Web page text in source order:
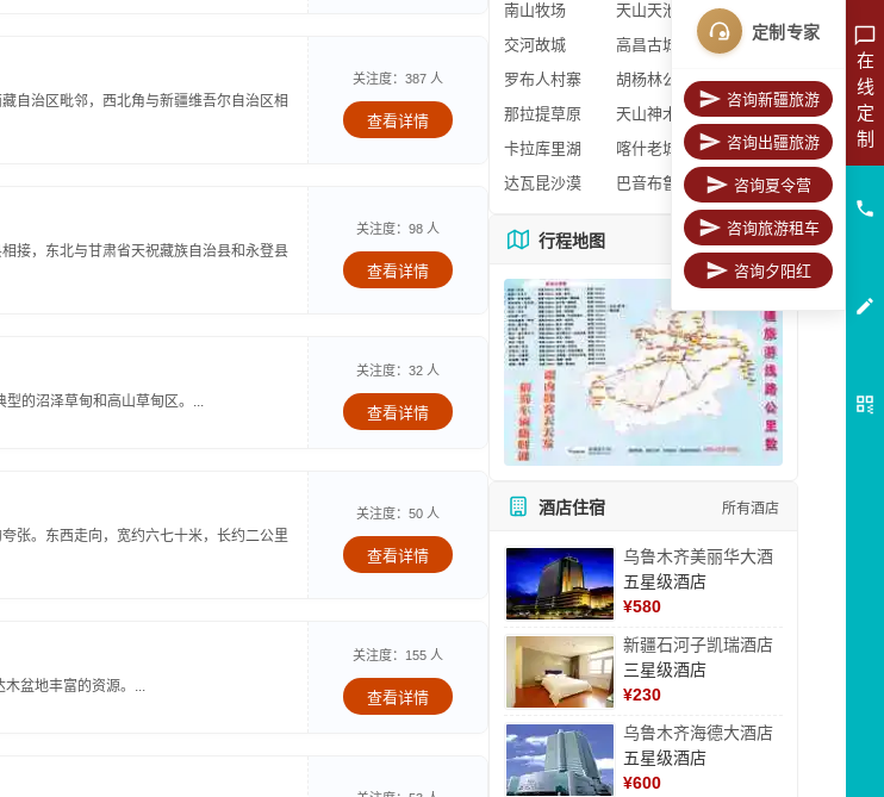
自治区毗邻，西北角与新疆维吾尔自治区相
关注度：387 人
查看详情
接，东北与甘肃省天祝藏族自治县和永登县
关注度：98 人
查看详情
的沼泽草甸和高山草甸区。...
关注度：32 人
查看详情
张。东西走向，宽约六七十米，长约二公里
关注度：50 人
查看详情
盆地丰富的资源。...
关注度：155 人
查看详情
南山牧场
天山天池
交河故城
高昌古城
罗布人村寨
胡杨林公园
那拉提草原
天山神木园
卡拉库里湖
喀什老城区
达瓦昆沙漠
巴音布鲁克
行程地图 更多地图
酒店住宿 所有酒店
乌鲁木齐美丽华大酒
五星级酒店
¥580
新疆石河子凯瑞酒店
三星级酒店
¥230
乌鲁木齐海德大酒店
五星级酒店
¥600
在
线
定
制
定制专家
咨询新疆旅游
咨询出疆旅游
咨询夏令营
咨询旅游租车
咨询夕阳红